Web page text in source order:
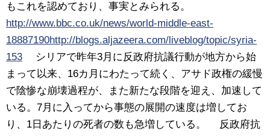
もこれを認めており、事実とみられる。
http://www.bbc.co.uk/news/world-middle-east-
18887190http://blogs.aljazeera.com/liveblog/topic/syria-
153 シリアで昨年3月に反政府抗議行動が地方から始
まって以来、16カ月にわたって続く、アサド政権の緩慢
で陰惨な崩壊過程が、また新たな段階を迎え、加速して
いる。7月に入ってから事態の展開の速度は増してお
り、1日あたりの死者の数も急増している。 反政府抗